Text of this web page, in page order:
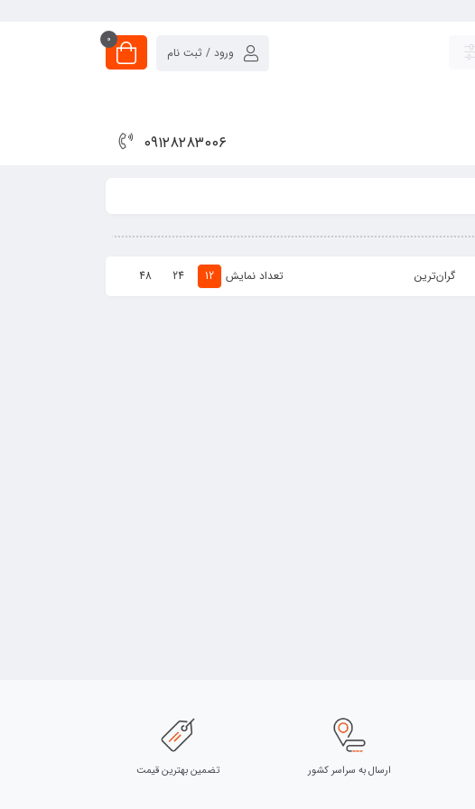
0
ورود / ثبت نام
۰۹۱۲۸۲۸۳۰۰۶
گران‌ترین تعداد نمایش 12
24
48
ارسال به سراسر کشور تضمین بهترین قیمت